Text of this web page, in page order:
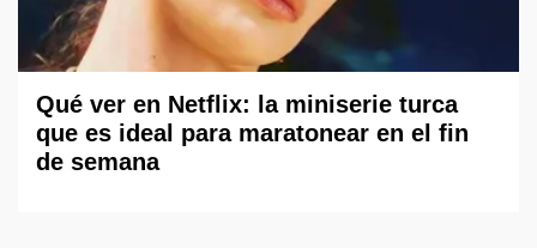
Qué ver en Netflix: la miniserie turca
que es ideal para maratonear en el fin
de semana